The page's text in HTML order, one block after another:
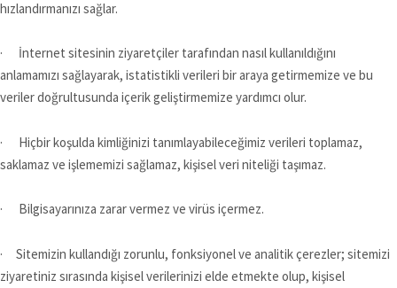
hızlandırmanızı sağlar.
· İnternet sitesinin ziyaretçiler tarafından nasıl kullanıldığını
anlamamızı sağlayarak, istatistikli verileri bir araya getirmemize ve bu
veriler doğrultusunda içerik geliştirmemize yardımcı olur.
· Hiçbir koşulda kimliğinizi tanımlayabileceğimiz verileri toplamaz,
saklamaz ve işlememizi sağlamaz, kişisel veri niteliği taşımaz.
· Bilgisayarınıza zarar vermez ve virüs içermez.
· Sitemizin kullandığı zorunlu, fonksiyonel ve analitik çerezler; sitemizi
ziyaretiniz sırasında kişisel verilerinizi elde etmekte olup, kişisel